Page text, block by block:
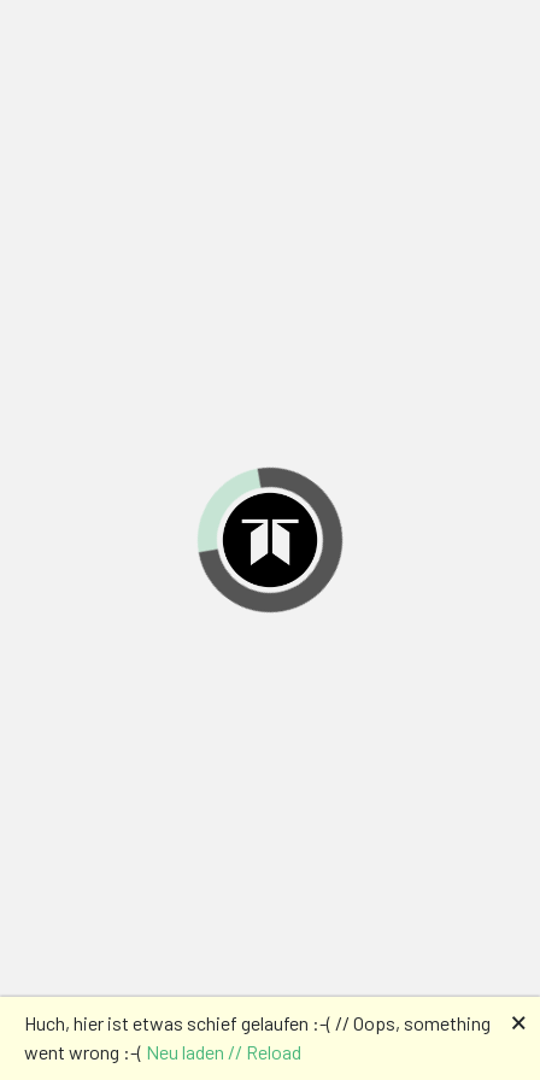
Huch, hier ist etwas schief gelaufen :-( // Oops, something
went wrong :-( Neu laden // Reload
🗙